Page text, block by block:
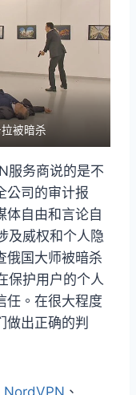
被暗杀
服务商说的是不
公司的审计报
体自由和言论自
及威权和个人隐
俄国大师被暗杀
保护用户的个人
任。在很大程度
做出正确的判
NordVPN 、